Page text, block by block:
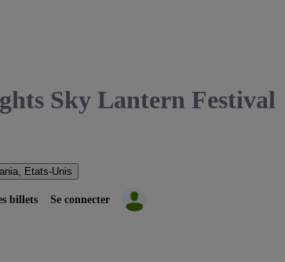
Sky Lantern Festival
Etats-Unis
billets Se connecter